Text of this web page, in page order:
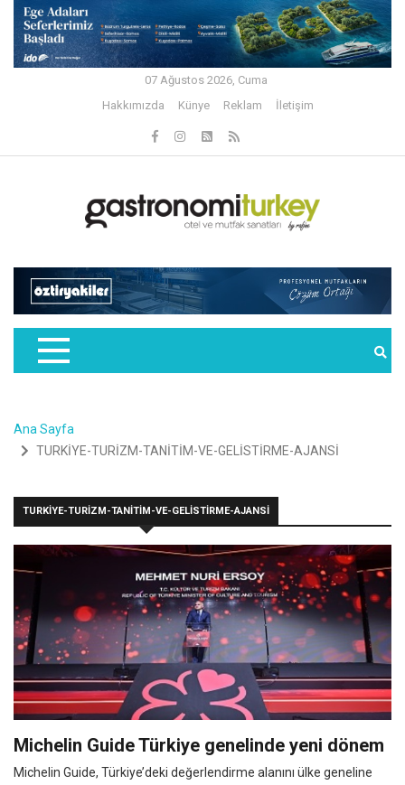
07 Ağustos 2026, Cuma
Hakkımızda
Künye Reklam İletişim
Ana Sayfa
TURKİYE-TURİZM-TANİTİM-VE-GELİSTİRME-AJANSİ
TURKİYE-TURİZM-TANİTİM-VE-GELİSTİRME-AJANSİ
Michelin Guide Türkiye genelinde yeni dönem
Michelin Guide, Türkiye’deki değerlendirme alanını ülke geneline